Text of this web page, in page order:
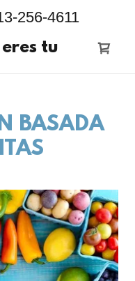
256-4611
tu
BASADA